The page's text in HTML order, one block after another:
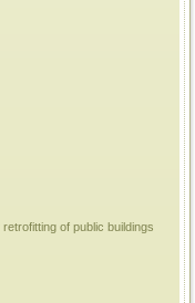
of public buildings